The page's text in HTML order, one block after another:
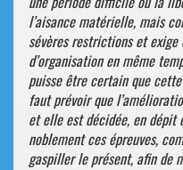
l’aisance matérielle, mais
sévères restrictions et
d’organisation en même
puisse être certain que
faut prévoir que
et elle est décidée, en dépit
noblement ces épreuves,
gaspiller le présent, afin de